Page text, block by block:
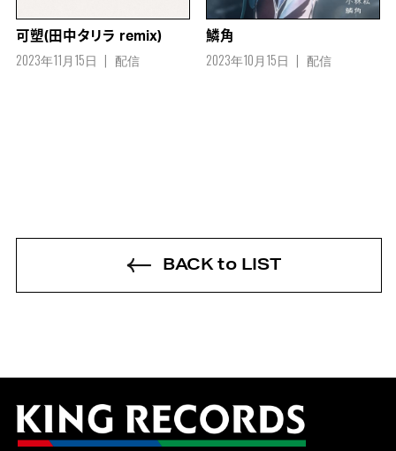
可塑(田中タリラ remix)
2023年11月15日 配信
鱗角
2023年10月15日 配信
BACK to LIST